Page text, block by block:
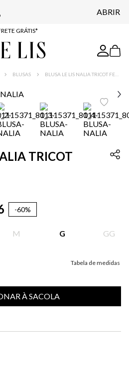
ABRIR
EXPRESSA*
GRÁTIS*
BAIXE O APP
BLUSAS
TRICOT
-60%
M G GG
Tabela de medidas
À SACOLA